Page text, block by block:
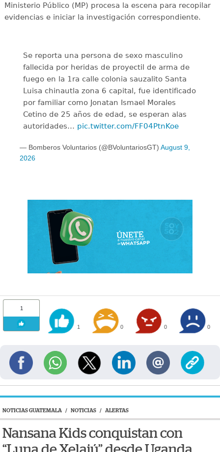
Ministerio Público (MP) procesa la escena para recopilar
evidencias e iniciar la investigación correspondiente.
Se reporta una persona de sexo masculino
fallecida por heridas de proyectil de arma de
fuego en la 1ra calle colonia sauzalito Santa
Luisa chinautla zona 6 capital, fue identificado
por familiar como Jonatan Ismael Morales
Cetino de 25 años de edad, se esperan alas
autoridades… pic.twitter.com/FF04PtnKoe
— Bomberos Voluntarios (@BVoluntariosGT) August 9,
2026
1
1 0 0 0
NOTICIAS GUATEMALA / NOTICIAS / ALERTAS
Nansana Kids conquistan con